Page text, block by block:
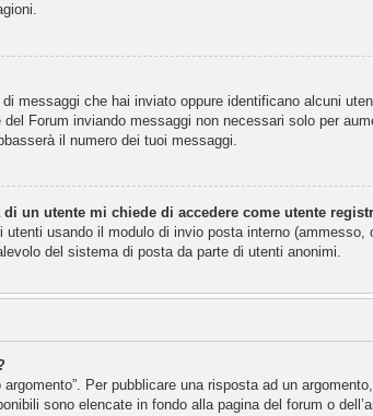
messaggi che hai inviato oppure identificano alcuni
Forum inviando messaggi non necessari solo per
il numero dei tuoi messaggi.
un utente mi chiede di accedere come utente
usando il modulo di invio posta interno
del sistema di posta da parte di utenti anonimi.
Per pubblicare una risposta ad un
sono elencate in fondo alla pagina del forum o